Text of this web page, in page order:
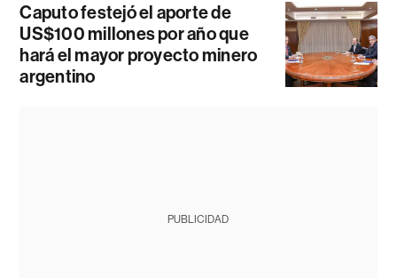
Caputo festejó el aporte de
US$100 millones por año que
hará el mayor proyecto minero
argentino
PUBLICIDAD